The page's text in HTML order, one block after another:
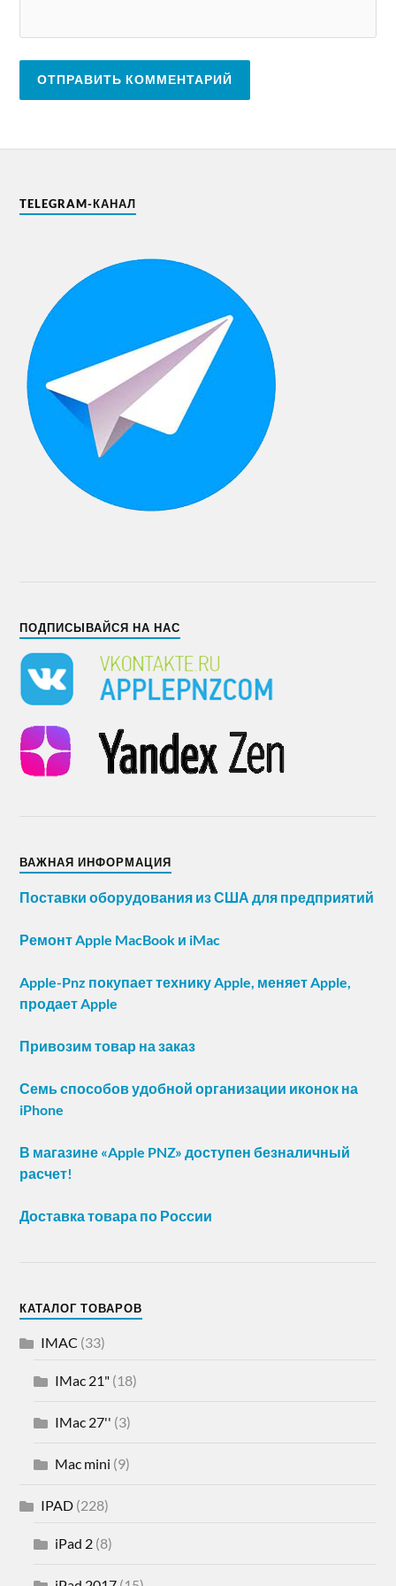
TELEGRAM-КАНАЛ
ПОДПИСЫВАЙСЯ НА НАС
ВАЖНАЯ ИНФОРМАЦИЯ
Поставки оборудования из США для предприятий
Ремонт Apple MacBook и iMac
Apple-Pnz покупает технику Apple, меняет Apple,
продает Apple
Привозим товар на заказ
Семь способов удобной организации иконок на
iPhone
В магазине «Apple PNZ» доступен безналичный
расчет!
Доставка товара по России
КАТАЛОГ ТОВАРОВ
IMAC (33)
IMac 21" (18)
IMac 27'' (3)
Mac mini (9)
IPAD (228)
iPad 2 (8)